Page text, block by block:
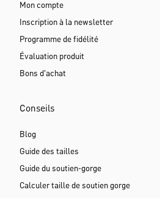
Mon compte
Inscription à la newsletter
Programme de fidélité
Évaluation produit
Bons d'achat
Conseils
Blog
Guide des tailles
Guide du soutien-gorge
Calculer taille de soutien gorge